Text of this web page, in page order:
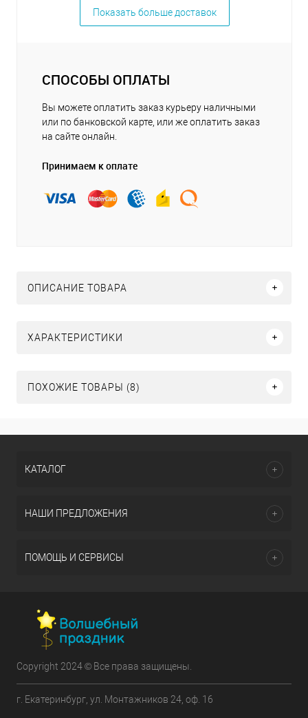
Показать больше доставок
СПОСОБЫ ОПЛАТЫ
Вы можете оплатить заказ курьеру наличными
или по банковской карте, или же оплатить заказ
на сайте онлайн.
Принимаем к оплате
ОПИСАНИЕ ТОВАРА
ХАРАКТЕРИСТИКИ
ПОХОЖИЕ ТОВАРЫ (8)
КАТАЛОГ
НАШИ ПРЕДЛОЖЕНИЯ
ПОМОЩЬ И СЕРВИСЫ
Copyright 2024 © Все права защищены.
г. Екатеринбург, ул. Монтажников 24, оф. 16